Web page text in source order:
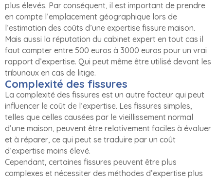
plus élevés. Par conséquent, il est important de prendre
en compte l’emplacement géographique lors de
l’estimation des coûts d’une expertise fissure maison.
Mais aussi la réputation du cabinet expert en tout cas il
faut compter entre 500 euros à 3000 euros pour un vrai
rapport d’expertise. Qui peut même être utilisé devant les
tribunaux en cas de litige.
Complexité des fissures
La complexité des fissures est un autre facteur qui peut
influencer le coût de l’expertise. Les fissures simples,
telles que celles causées par le vieillissement normal
d’une maison, peuvent être relativement faciles à évaluer
et à réparer, ce qui peut se traduire par un coût
d’expertise moins élevé.
Cependant, certaines fissures peuvent être plus
complexes et nécessiter des méthodes d’expertise plus